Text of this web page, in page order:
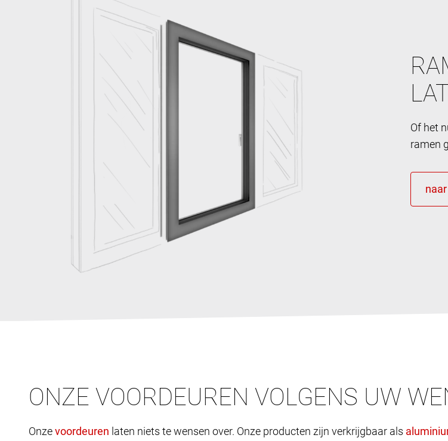
Of het
ramen
ONZE VOORDEUREN VOLGENS UW
Onze laten niets te wensen over. Onze producten zijn verkrijgbaar als